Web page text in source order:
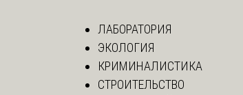
ЛАБОРАТОРИЯ
ЭКОЛОГИЯ
КРИМИНАЛИСТИКА
СТРОИТЕЛЬСТВО